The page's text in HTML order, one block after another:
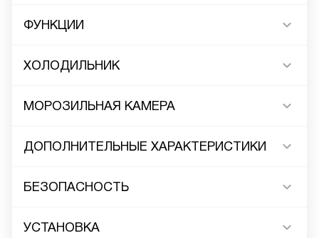
ФУНКЦИИ
ХОЛОДИЛЬНИК
МОРОЗИЛЬНАЯ КАМЕРА
ДОПОЛНИТЕЛЬНЫЕ ХАРАКТЕРИСТИКИ
БЕЗОПАСНОСТЬ
УСТАНОВКА